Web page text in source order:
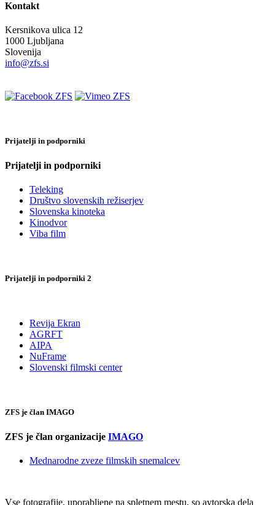
Kontakt
Kersnikova ulica 12
1000 Ljubljana
Slovenija
info@zfs.si
Prijatelji in podporniki
Prijatelji in podporniki
Teleking
Društvo slovenskih režiserjev
Slovenska kinoteka
Kinodvor
Viba film
Prijatelji in podporniki 2
Revija Ekran
AGRFT
AIPA
NuFrame
Slovenski filmski center
ZFS je član IMAGO
ZFS je član organizacije IMAGO
Mednarodne zveze filmskih snemalcev
Vse fotografije, uporabljene na spletnem mestu, so avtorska dela